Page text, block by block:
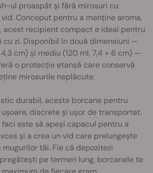
ul proaspăt și fără mirosuri cu
Conceput pentru a menține aroma,
acest recipient compact e ideal pentru
cu zi. Disponibil în două dimensiuni —
cm) și mediu (120 ml, 7,4 × 6 cm) —
o protecție etanșă care conservă
mirosurile neplăcute.
durabil, aceste borcane pentru
discrete și ușor de transportat.
este să apeși capacul pentru a
și a crea un vid care prelungește
tăi. Fie că depozitezi
pe termen lung, borcanele te